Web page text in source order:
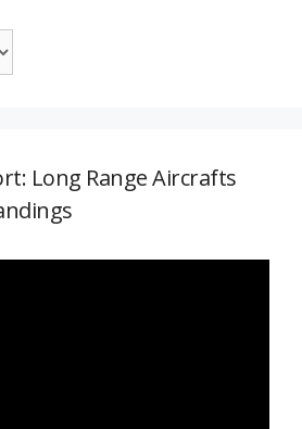
Long Range Aircrafts